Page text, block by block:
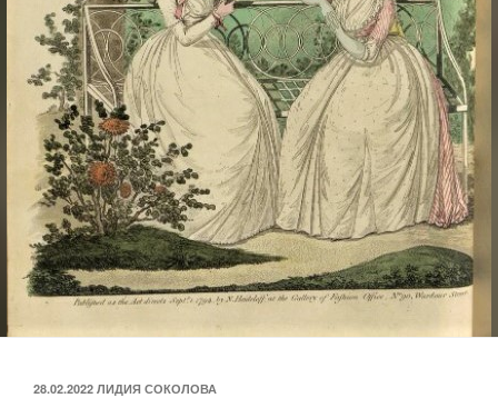
ОПУБЛИКОВАНО
28.02.2022 ЛИДИЯ СОКОЛОВА